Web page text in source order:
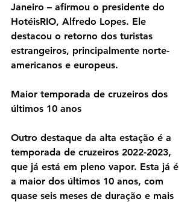
Janeiro – afirmou o presidente do
HotéisRIO, Alfredo Lopes. Ele
destacou o retorno dos turistas
estrangeiros, principalmente norte-
americanos e europeus.
Maior temporada de cruzeiros dos
últimos 10 anos
Outro destaque da alta estação é a
temporada de cruzeiros 2022-2023,
que já está em pleno vapor. Esta já é
a maior dos últimos 10 anos, com
quase seis meses de duração e mais